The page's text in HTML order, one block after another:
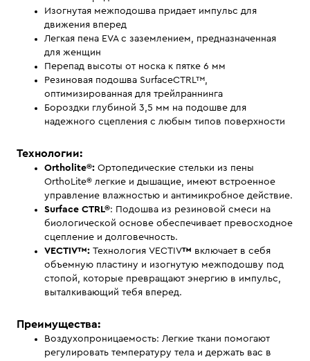
Изогнутая межподошва придает импульс для
движения вперед
Легкая пена EVA с заземлением, предназначенная
для женщин
Перепад высоты от носка к пятке 6 мм
Резиновая подошва SurfaceCTRL™,
оптимизированная для трейлраннинга
Бороздки глубиной 3,5 мм на подошве для
надежного сцепления с любым типов поверхности
Технологии:
Ortholite®: Ортопедические стельки из пены
OrthoLite® легкие и дышащие, имеют встроенное
управление влажностью и антимикробное действие.
Surface CTRL®: Подошва из резиновой смеси на
биологической основе обеспечивает превосходное
сцепление и долговечность.
VECTIV™: Технология VECTIV™ включает в себя
объемную пластину и изогнутую межподошву под
стопой, которые превращают энергию в импульс,
выталкивающий тебя вперед.
Преимущества:
Воздухопроницаемость: Легкие ткани помогают
регулировать температуру тела и держать вас в